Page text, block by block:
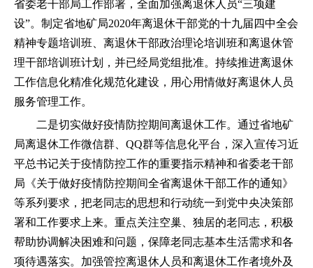
省委老干部局工作部署，全面加强离退休人员“三项建
设”。制定省地矿局2020年离退休干部党的十九届四中全会
精神专题培训班、离退休干部政治理论培训班和离退休管
理干部培训班计划，并已经局党组批准。持续推进离退休
工作信息化精准化规范化建设，用心用情做好离退休人员
服务管理工作。
二是切实做好疫情防控期间离退休工作。通过省地矿
局离退休工作微信群、QQ群等信息化平台，深入宣传习近
平总书记关于疫情防控工作的重要指示精神和省委老干部
局《关于做好疫情防控期间全省离退休干部工作的通知》
等系列要求，把老同志的思想和行动统一到党中央决策部
署和工作要求上来。重点关注空巢、独居的老同志，积极
帮助协调解决困难和问题，保障老同志基本生活需求和各
项待遇落实。加强管控离退休人员和离退休工作者境外及